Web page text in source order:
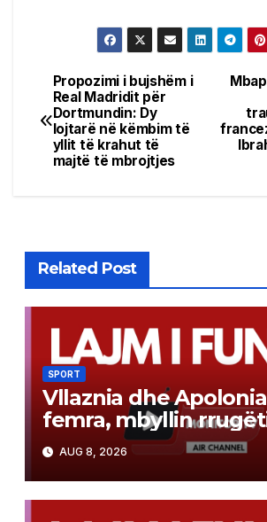
Post
navigation
Propozimi i bujshëm i
Real Madridit për
Dortmundin: Dy
lojtarë në këmbim të
yllit të krahut të
majtë të mbrojtjes
Related Post
SPORT
Vllaznia dhe
femra, mbyllin
tyre në Europë
AUG 8, 2026